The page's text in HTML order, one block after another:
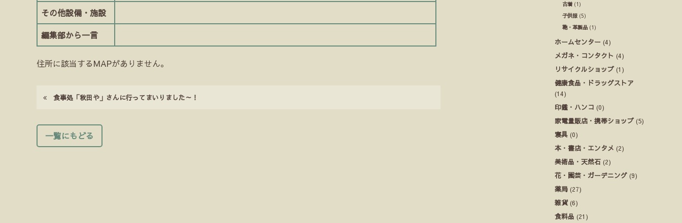
その他設備・施設
編集部から一言
住所に該当するMAPがありません。
食事処「秋田や」さんに行ってまいりました～！
一覧にもどる
古着 (1)
子供服 (5)
鞄・革製品 (1)
ホームセンター (4)
メガネ・コンタクト (4)
リサイクルショップ (1)
健康食品・ドラッグストア
(14)
印鑑・ハンコ (0)
家電量販店・携帯ショップ (5)
寝具 (0)
本・書店・エンタメ (2)
美術品・天然石 (2)
花・園芸・ガーデニング (9)
薬局 (27)
雑貨(6)
食料品 (21)